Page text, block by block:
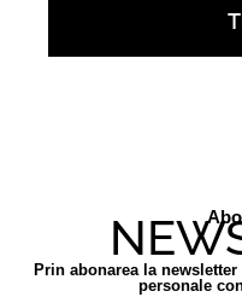
Prin abonarea la
personale